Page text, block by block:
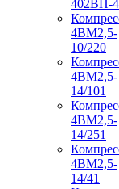
402ВП-
4ВМ2,5-
10/220
4ВМ2,5-
14/101
4ВМ2,5-
14/251
4ВМ2,5-
14/41